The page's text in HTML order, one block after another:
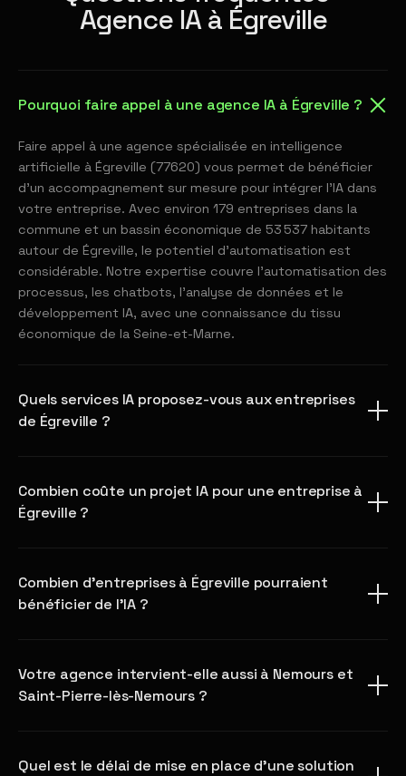
Agence IA à Égreville
Pourquoi faire appel à une agence IA à Égreville ?
Faire appel à une agence spécialisée en intelligence
artificielle à Égreville (77620) vous permet de bénéficier
d'un accompagnement sur mesure pour intégrer l'IA dans
votre entreprise. Avec environ 179 entreprises dans la
commune et un bassin économique de 53 537 habitants
autour de Égreville, le potentiel d'automatisation est
considérable. Notre expertise couvre l'automatisation des
processus, les chatbots, l'analyse de données et le
développement IA, avec une connaissance du tissu
économique de la Seine-et-Marne.
Quels services IA proposez-vous aux entreprises
de Égreville ?
Combien coûte un projet IA pour une entreprise à
Égreville ?
Combien d'entreprises à Égreville pourraient
bénéficier de l'IA ?
Votre agence intervient-elle aussi à Nemours et
Saint-Pierre-lès-Nemours ?
Quel est le délai de mise en place d'une solution